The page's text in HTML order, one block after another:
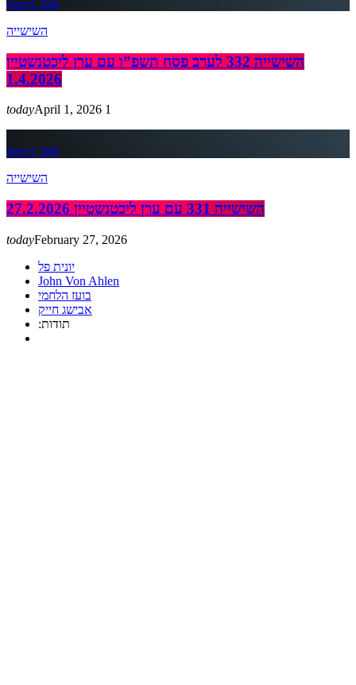
insert_link
השישייה
השישייה 332 לערב פסח תשפ”ו עם ערן ליכטנשטיין
1.4.2026
todayApril 1, 2026 1
insert_link
השישייה
השישייה 331 עם ערן ליכטנשטיין 27.2.2026
todayFebruary 27, 2026
יונית פל
John Von Ahlen
בועז הלחמי
אבישג חייק
:תודות